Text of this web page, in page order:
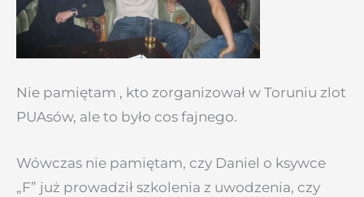
Nie pamiętam , kto zorganizował w Toruniu zlot
PUAsów, ale to było cos fajnego.
Wówczas nie pamiętam, czy Daniel o ksywce
„F” już prowadził szkolenia z uwodzenia, czy